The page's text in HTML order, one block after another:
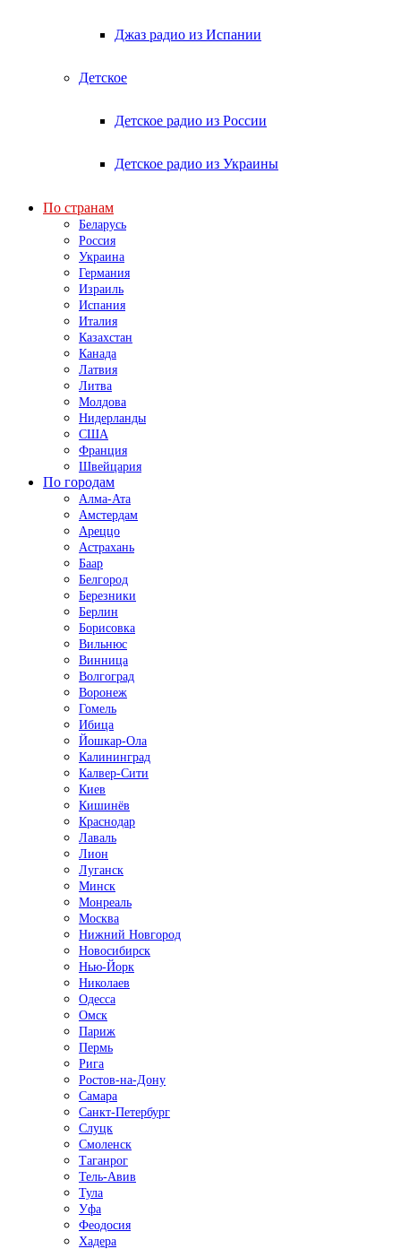
Джаз радио из Испании
Детское
Детское радио из России
Детское радио из Украины
По странам
Беларусь
Россия
Украина
Германия
Израиль
Испания
Италия
Казахстан
Канада
Латвия
Литва
Молдова
Нидерланды
США
Франция
Швейцария
По городам
Алма-Ата
Амстердам
Ареццо
Астрахань
Баар
Белгород
Березники
Берлин
Борисовка
Вильнюс
Винница
Волгоград
Воронеж
Гомель
Ибица
Йошкар-Ола
Калининград
Калвер-Сити
Киев
Кишинёв
Краснодар
Лаваль
Лион
Луганск
Минск
Монреаль
Москва
Нижний Новгород
Новосибирск
Нью-Йорк
Николаев
Одесса
Омск
Париж
Пермь
Рига
Ростов-на-Дону
Самара
Санкт-Петербург
Слуцк
Смоленск
Таганрог
Тель-Авив
Тула
Уфа
Феодосия
Хадера